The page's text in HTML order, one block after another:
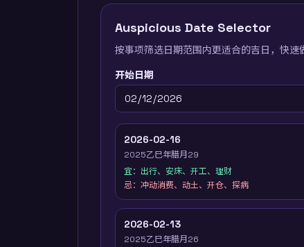
Auspicious Date Selector
按事项筛选日期范围内更适合的吉日，快速
开始日期
2026-02-16
2025乙巳年腊月29
宜： 出行、安床、开工、理财
忌： 冲动消费、动土、开仓、探病
2026-02-13
2025乙巳年腊月26